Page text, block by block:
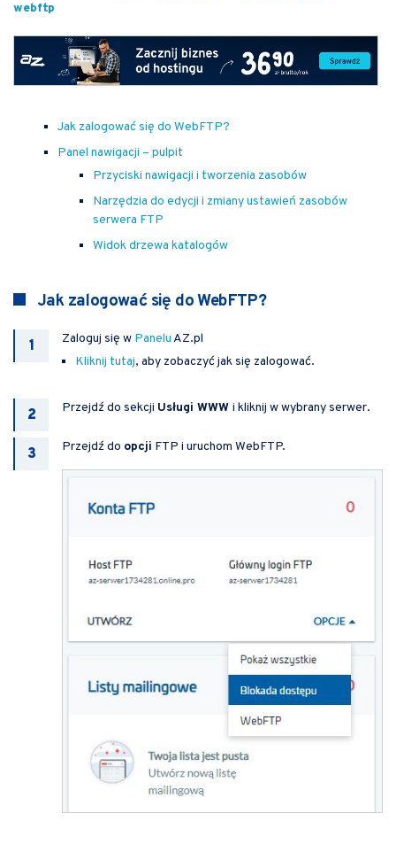
webftp
Jak zalogować się do WebFTP?
Panel nawigacji – pulpit
Przyciski nawigacji i tworzenia zasobów
Narzędzia do edycji i zmiany ustawień zasobów
serwera FTP
Widok drzewa katalogów
Jak zalogować się do WebFTP?
Zaloguj się w PaneluAZ.pl
Kliknij tutaj, aby zobaczyć jak się zalogować.
Przejdź do sekcji Usługi WWW i kliknij w wybrany serwer.
Przejdź do opcji FTP i uruchom WebFTP.